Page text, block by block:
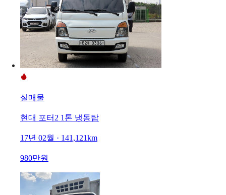
실매물
현대 포터2 1톤 냉동탑
17년 02월 · 141,121km
980만원